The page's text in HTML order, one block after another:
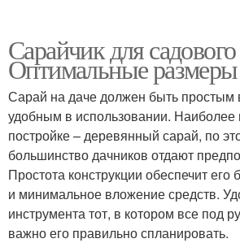
Сарайчик для
Оптимальные размеры
Сарай на даче должен быть простым
удобным в использовании. Наиболее
постройке – деревянный сарай, по
большинство дачников отдают
Простота конструкции обеспечит его
и минимальное вложение средств.
инструмента тот, в котором все под
важно его правильно спланировать.